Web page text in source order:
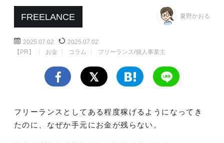
FREELANCE 夏野かおる
2025.07.02
2025.07.02
【PR】
お金 コラム フリーランス/個人事業主
フリーランスとしてある程度稼げるようになってき
たのに、なぜか手元にお金が残らない。